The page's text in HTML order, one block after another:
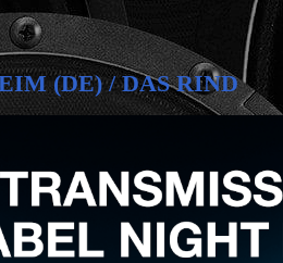
(DE) / DAS RIND